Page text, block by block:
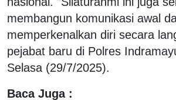
membangun komunikasi awal
memperkenalkan diri secara
pejabat baru di Polres
Selasa (29/7/2025).
Baca Juga :